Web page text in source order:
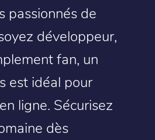
passionnés de
développeur,
fan, un
est idéal pour
ligne. Sécurisez
dès